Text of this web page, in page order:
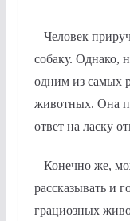
Человек
собаку. Однако,
одним из самых
животных. Она
ответ на ласку
Конечно же,
рассказывать и
грациозных